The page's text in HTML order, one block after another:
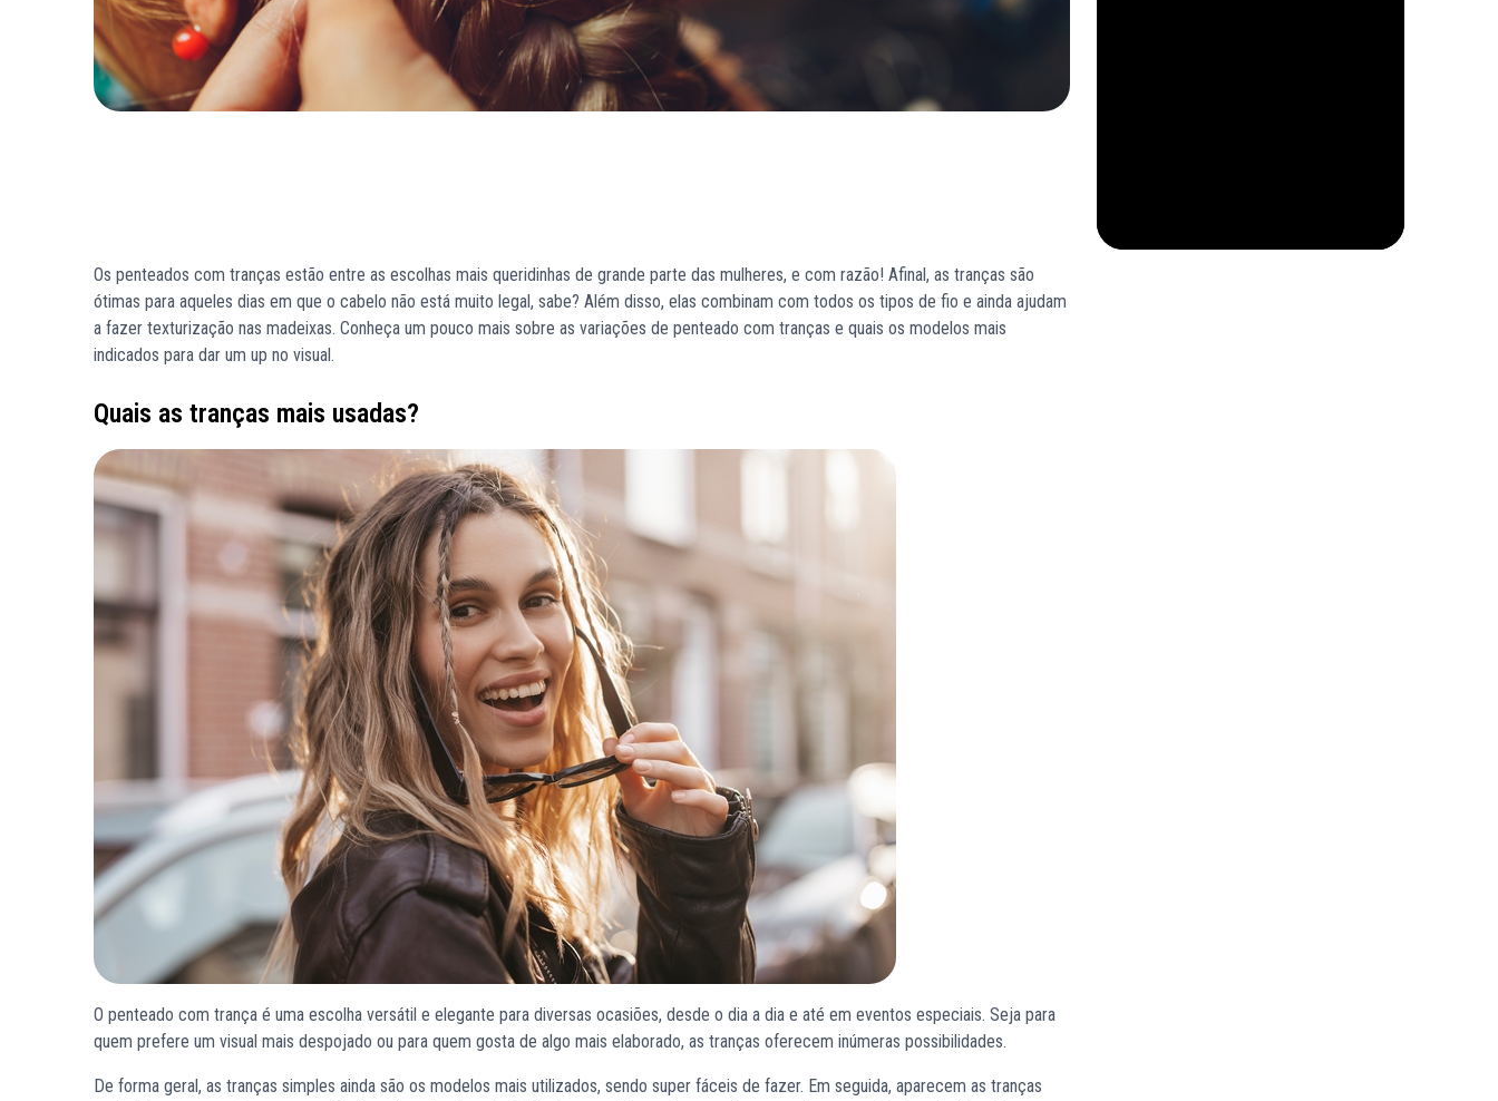
Os penteados com tranças estão entre as escolhas mais queridinhas de grande parte das mulheres, e com razão! Afinal, as tranças são
ótimas para aqueles dias em que o cabelo não está muito legal, sabe? Além disso, elas combinam com todos os tipos de fio e ainda ajudam
a fazer texturização nas madeixas. Conheça um pouco mais sobre as variações de penteado com tranças e quais os modelos mais
indicados para dar um up no visual.
Quais as tranças mais usadas?
O penteado com trança é uma escolha versátil e elegante para diversas ocasiões, desde o dia a dia e até em eventos especiais. Seja para
quem prefere um visual mais despojado ou para quem gosta de algo mais elaborado, as tranças oferecem inúmeras possibilidades.
De forma geral, as tranças simples ainda são os modelos mais utilizados, sendo super fáceis de fazer. Em seguida, aparecem as tranças